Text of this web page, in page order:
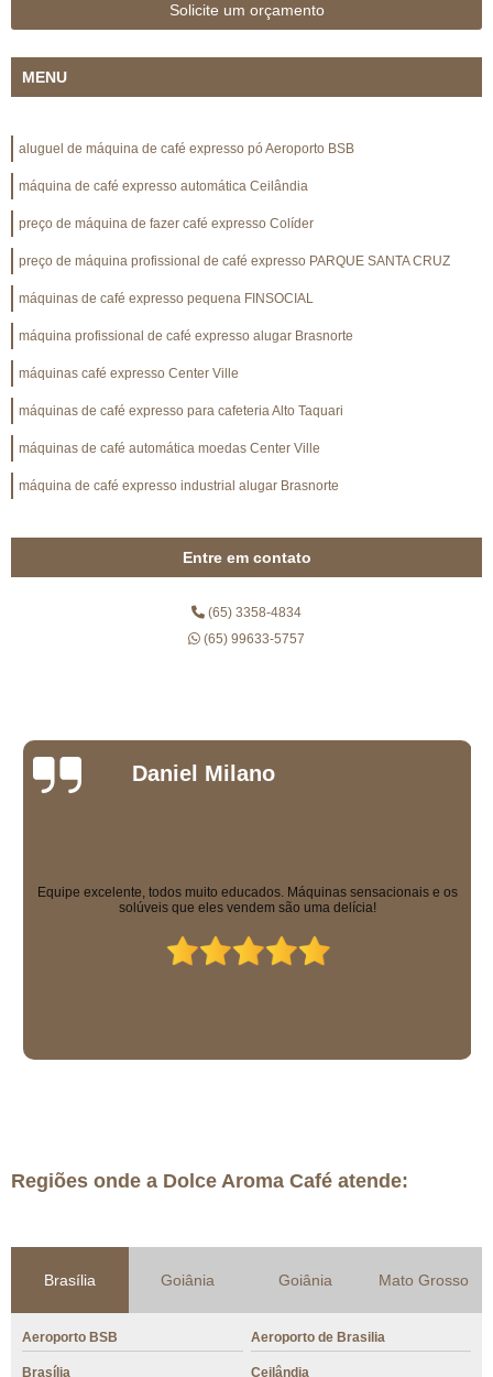
Solicite um orçamento
MENU
aluguel de máquina de café expresso pó Aeroporto BSB
máquina de café expresso automática Ceilândia
preço de máquina de fazer café expresso Colíder
preço de máquina profissional de café expresso PARQUE SANTA CRUZ
máquinas de café expresso pequena FINSOCIAL
máquina profissional de café expresso alugar Brasnorte
máquinas café expresso Center Ville
máquinas de café expresso para cafeteria Alto Taquari
máquinas de café automática moedas Center Ville
máquina de café expresso industrial alugar Brasnorte
Entre em contato
(65) 3358-4834
(65) 99633-5757
Daniel Milano
Equipe excelente, todos muito educados. Máquinas sensacionais e os
solúveis que eles vendem são uma delícia!
Regiões onde a Dolce Aroma Café atende:
Brasília Goiânia Goiânia Mato Grosso
Aeroporto BSB Aeroporto de Brasilia
Brasília Ceilândia